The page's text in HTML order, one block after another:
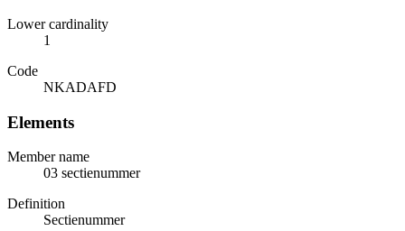
Lower cardinality
1
Code
NKADAFD
Elements
Member name
03 sectienummer
Definition
Sectienummer